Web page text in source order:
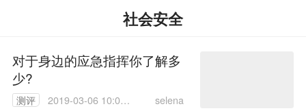
社会安全
对于身边的应急指挥你了解多
少?
测评
2019-03-06 10:07:
selena